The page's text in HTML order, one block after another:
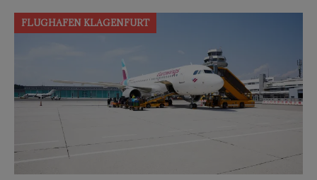
FLUGHAFEN KLAGENFURT